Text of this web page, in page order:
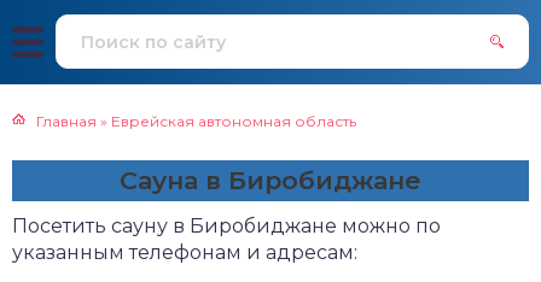
Главная » Еврейская автономная область
Сауна в Биробиджане
Посетить сауну в Биробиджане можно по
указанным телефонам и адресам: